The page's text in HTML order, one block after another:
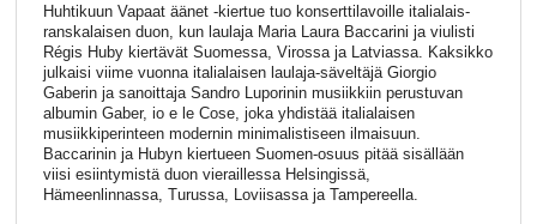
Huhtikuun Vapaat äänet -kiertue tuo konserttilavoille italialais-
ranskalaisen duon, kun laulaja Maria Laura Baccarini ja viulisti
Régis Huby kiertävät Suomessa, Virossa ja Latviassa. Kaksikko
julkaisi viime vuonna italialaisen laulaja-säveltäjä Giorgio
Gaberin ja sanoittaja Sandro Luporinin musiikkiin perustuvan
albumin Gaber, io e le Cose, joka yhdistää italialaisen
musiikkiperinteen modernin minimalistiseen ilmaisuun.
Baccarinin ja Hubyn kiertueen Suomen-osuus pitää sisällään
viisi esiintymistä duon vieraillessa Helsingissä,
Hämeenlinnassa, Turussa, Loviisassa ja Tampereella.